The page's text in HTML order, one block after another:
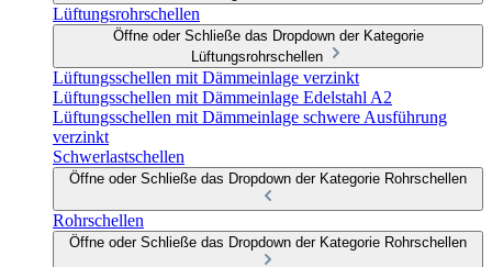
Lüftungsrohrschellen
Öffne oder Schließe das Dropdown der Kategorie
Lüftungsrohrschellen
Lüftungsschellen mit Dämmeinlage verzinkt
Lüftungsschellen mit Dämmeinlage Edelstahl A2
Lüftungsschellen mit Dämmeinlage schwere Ausführung
verzinkt
Schwerlastschellen
Öffne oder Schließe das Dropdown der Kategorie Rohrschellen
Rohrschellen
Öffne oder Schließe das Dropdown der Kategorie Rohrschellen